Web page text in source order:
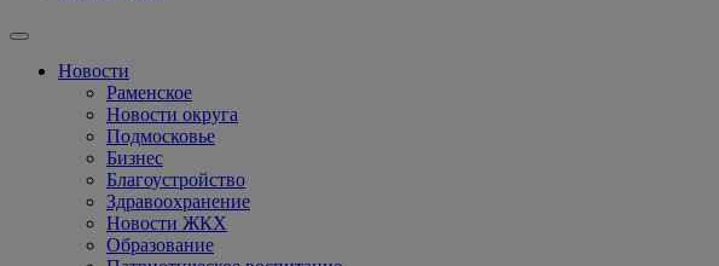
Новости
Раменское
Новости округа
Подмосковье
Бизнес
Благоустройство
Здравоохранение
Новости ЖКХ
Образование